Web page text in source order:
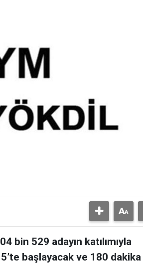
bin 529 adayın katılımıyla
başlayacak ve 180 dakika